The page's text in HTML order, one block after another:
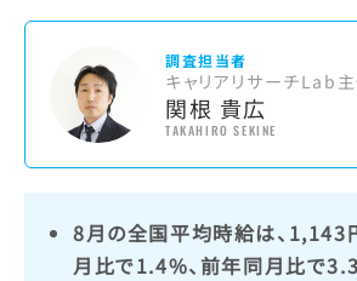
調査担当者
キャリアリサーチLab
関根 貴広
TAKAHIRO SEKINE
8月の全国平均時給は、1,143
月比で1.4%、前年同月比で